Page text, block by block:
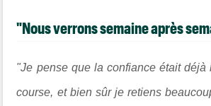
"Nous verrons semaine après
"Je pense que la confiance était déjà
course, et bien sûr je retiens